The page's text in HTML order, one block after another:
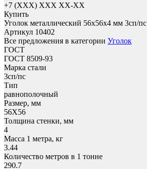
+7 (XXX) ХХХ ХХ-ХХ
Купить
Уголок металлический 56x56х4 мм 3сп/пс
Артикул 10402
Все предложения в категории Уголок
ГОСТ
ГОСТ 8509-93
Марка стали
3сп/пс
Тип
равнополочный
Размер, мм
56X56
Толщина стенки, мм
4
Масса 1 метра, кг
3.44
Количество метров в 1 тонне
290.7